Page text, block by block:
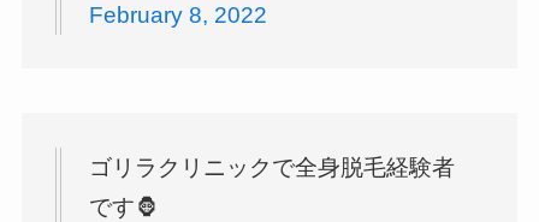
February 8, 2022
ゴリラクリニックで全身脱毛経験者
です🦍